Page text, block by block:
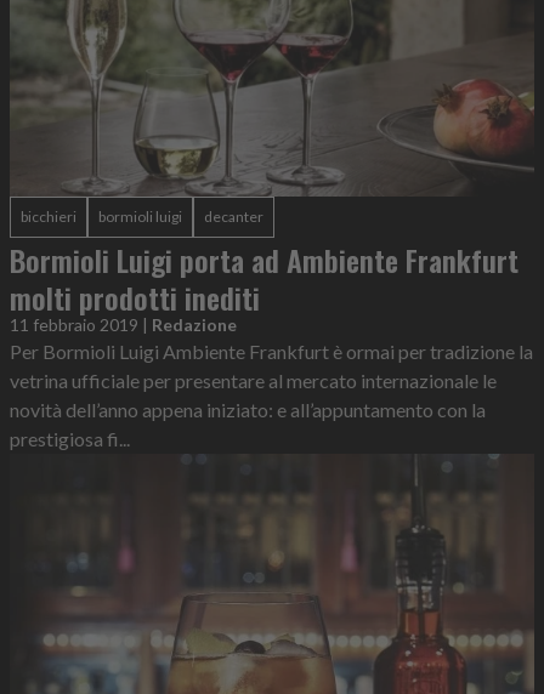
bicchieri bormioli luigi decanter
Bormioli Luigi porta ad Ambiente Frankfurt
molti prodotti inediti
11 febbraio 2019 | Redazione
Per Bormioli Luigi Ambiente Frankfurt è ormai per tradizione la
vetrina ufficiale per presentare al mercato internazionale le
novità dell’anno appena iniziato: e all’appuntamento con la
prestigiosa fi...